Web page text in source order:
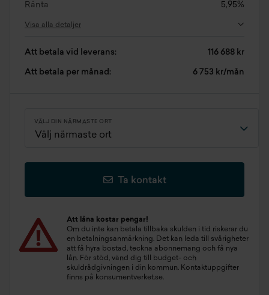
Ränta 5,95%
Visa alla detaljer
Att betala vid leverans: 116 688 kr
Att betala per månad: 6 753 kr/mån
VÄLJ DIN NÄRMASTE ORT
Ta kontakt
Att låna kostar pengar!
Om du inte kan betala tillbaka skulden i tid riskerar du
en betalningsanmärkning. Det kan leda till svårigheter
att få hyra bostad, teckna abonnemang och få nya
lån. För stöd, vänd dig till budget- och
skuldrådgivningen i din kommun. Kontaktuppgifter
finns på konsumentverket.se.